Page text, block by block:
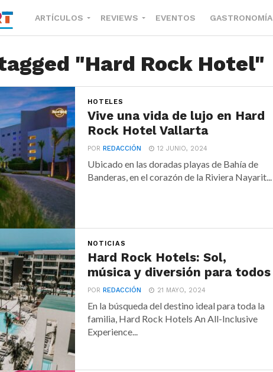
ARTÍCULOS REVIEWS EVENTOS GASTRONOMÍA
"Hard Rock Hotel"
HOTELES
Vive una vida de lujo en Hard
Rock Hotel Vallarta
PORREDACCIÓN 12 JUNIO, 2024
Ubicado en las doradas playas de Bahía de
Banderas, en el corazón de la Riviera Nayarit...
NOTICIAS
Hard Rock Hotels: Sol,
música y diversión para todos
PORREDACCIÓN 21 MAYO, 2024
En la búsqueda del destino ideal para toda la
familia, Hard Rock Hotels An All-Inclusive
Experience...